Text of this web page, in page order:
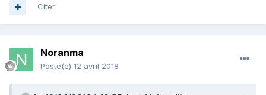
Citer
Noranma
Posté(e) 12 avril 2018